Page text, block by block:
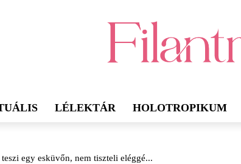
LÉLEKTÁR HOLOTROPIKUM
egy esküvőn, nem tiszteli eléggé...